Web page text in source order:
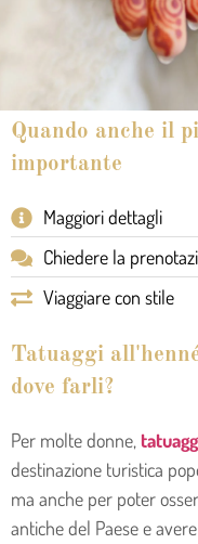
Quando anche il
importante
Maggiori dettagli
Chiedere la
Viaggiare con stile
Tatuaggi
dove farli?
Per molte donne,
destinazione turistica
ma anche per poter
antiche del Paese e